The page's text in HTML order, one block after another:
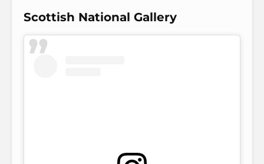
Scottish National Gallery